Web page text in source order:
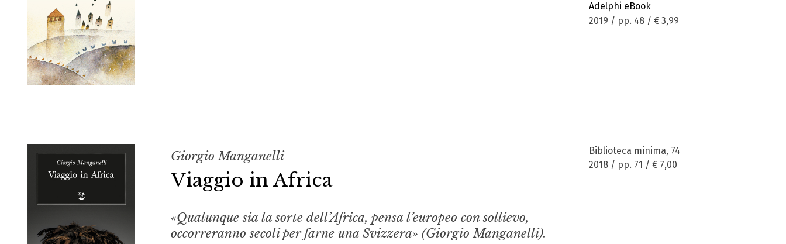
Adelphi eBook
2019 / pp. 48 / € 3,99
Giorgio Manganelli
Viaggio in Africa
«Qualunque sia la sorte dell’Africa, pensa l’europeo con sollievo,
occorreranno secoli per farne una Svizzera» (Giorgio Manganelli).
Biblioteca minima, 74
2018 / pp. 71 / € 7,00